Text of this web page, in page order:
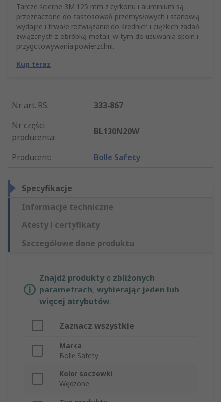
Tarcze ścierne 3M 125 mm z cyrkonu i aluminium są
przeznaczone do zastosowań przemysłowych i stanowią
wydajne i trwałe rozwiązanie do średnich i ciężkich zadań
związanych z obróbką metali, w tym do usuwania spoin i
przygotowywania powierzchni.
Kup teraz
Nr art. RS:
333-867
Nr części
producenta:
BL130N20W
Producent: Bolle Safety
Specyfikacje
Informacje techniczne
Atesty i certyfikaty
Szczegółowe dane produktu
Znajdź produkty o zbliżonych
parametrach, wybierając jeden lub
więcej atrybutów.
Zaznacz wszystkie
Marka
Bolle Safety
Kolor soczewki
Wędzone